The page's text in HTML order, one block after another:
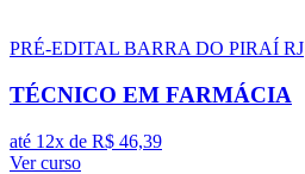
PRÉ-EDITAL BARRA DO PIRAÍ RJ
TÉCNICO EM FARMÁCIA
até 12x de R$ 46,39
Ver curso